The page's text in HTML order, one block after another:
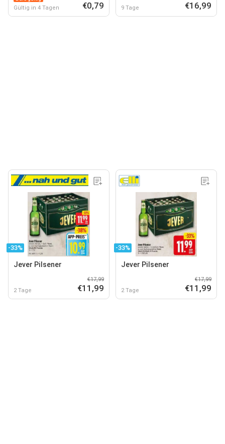
Gültig in 4 Tagen €0,79 9 Tage €16,99
-33%
Jever Pilsener
2 Tage
€17,99
€11,99
-33%
Jever Pilsener
2 Tage
€17,99
€11,99